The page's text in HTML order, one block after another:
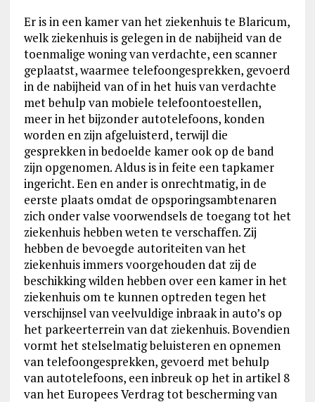
Er is in een kamer van het ziekenhuis te Blaricum,
welk ziekenhuis is gelegen in de nabijheid van de
toenmalige woning van verdachte, een scanner
geplaatst, waarmee telefoongesprekken, gevoerd
in de nabijheid van of in het huis van verdachte
met behulp van mobiele telefoontoestellen,
meer in het bijzonder autotelefoons, konden
worden en zijn afgeluisterd, terwijl die
gesprekken in bedoelde kamer ook op de band
zijn opgenomen. Aldus is in feite een tapkamer
ingericht. Een en ander is onrechtmatig, in de
eerste plaats omdat de opsporingsambtenaren
zich onder valse voorwendsels de toegang tot het
ziekenhuis hebben weten te verschaffen. Zij
hebben de bevoegde autoriteiten van het
ziekenhuis immers voorgehouden dat zij de
beschikking wilden hebben over een kamer in het
ziekenhuis om te kunnen optreden tegen het
verschijnsel van veelvuldige inbraak in auto’s op
het parkeerterrein van dat ziekenhuis. Bovendien
vormt het stelselmatig beluisteren en opnemen
van telefoongesprekken, gevoerd met behulp
van autotelefoons, een inbreuk op het in artikel 8
van het Europees Verdrag tot bescherming van